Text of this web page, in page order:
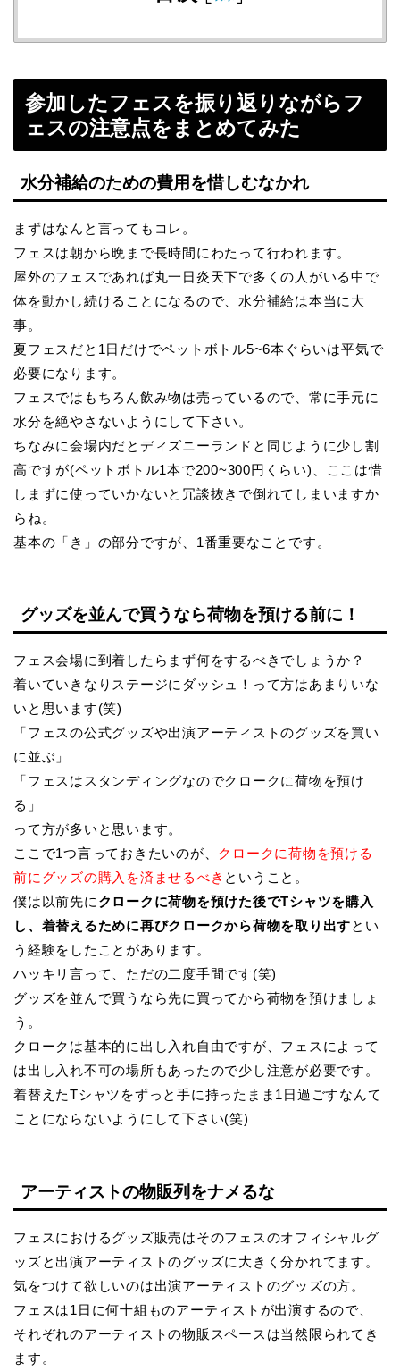
参加したフェスを振り返りながらフ
ェスの注意点をまとめてみた
水分補給のための費用を惜しむなかれ
まずはなんと言ってもコレ。
フェスは朝から晩まで長時間にわたって行われます。
屋外のフェスであれば丸一日炎天下で多くの人がいる中で
体を動かし続けることになるので、水分補給は本当に大
事。
夏フェスだと1日だけでペットボトル5~6本ぐらいは平気で
必要になります。
フェスではもちろん飲み物は売っているので、常に手元に
水分を絶やさないようにして下さい。
ちなみに会場内だとディズニーランドと同じように少し割
高ですが(ペットボトル1本で200~300円くらい)、ここは惜
しまずに使っていかないと冗談抜きで倒れてしまいますか
らね。
基本の「き」の部分ですが、1番重要なことです。
グッズを並んで買うなら荷物を預ける前に！
フェス会場に到着したらまず何をするべきでしょうか？
着いていきなりステージにダッシュ！って方はあまりいな
いと思います(笑)
「フェスの公式グッズや出演アーティストのグッズを買い
に並ぶ」
「フェスはスタンディングなのでクロークに荷物を預け
る」
って方が多いと思います。
ここで1つ言っておきたいのが、 クロークに荷物を預ける
前にグッズの購入を済ませるべき ということ。
僕は以前先に クロークに荷物を預けた後でTシャツを購入
し、着替えるために再びクロークから荷物を取り出すとい
う経験をしたことがあります。
ハッキリ言って、ただの二度手間です(笑)
グッズを並んで買うなら先に買ってから荷物を預けましょ
う。
クロークは基本的に出し入れ自由ですが、フェスによって
は出し入れ不可の場所もあったので少し注意が必要です。
着替えたTシャツをずっと手に持ったまま1日過ごすなんて
ことにならないようにして下さい(笑)
アーティストの物販列をナメるな
フェスにおけるグッズ販売はそのフェスのオフィシャルグ
ッズと出演アーティストのグッズに大きく分かれてます。
気をつけて欲しいのは出演アーティストのグッズの方。
フェスは1日に何十組ものアーティストが出演するので、
それぞれのアーティストの物販スペースは当然限られてき
ます。